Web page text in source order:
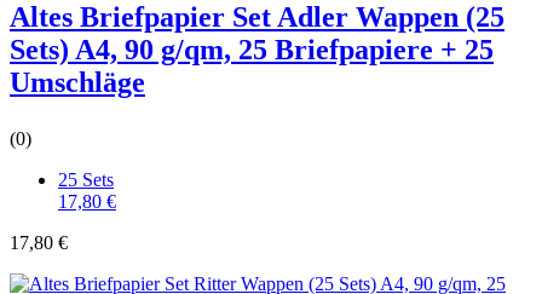
Altes Briefpapier Set Adler Wappen (25
Sets) A4, 90 g/qm, 25 Briefpapiere + 25
Umschläge
(0)
25 Sets
17,80 €
17,80 €